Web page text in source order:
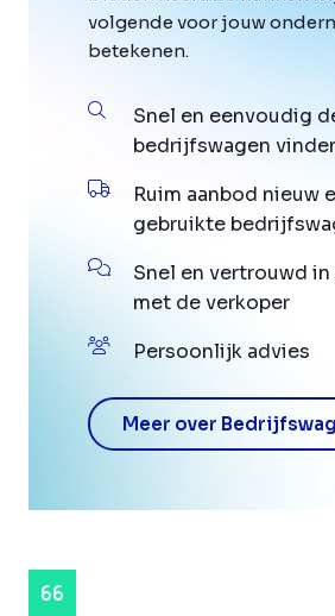
volgende voor jouw
betekenen.
Snel en eenvoudig
bedrijfswagen
Ruim aanbod nieuw
gebruikte
Snel en vertrouwd
met de verkoper
Persoonlijk advies
Meer over